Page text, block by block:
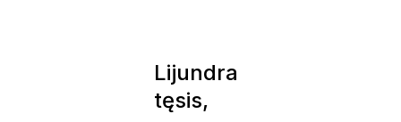
Lijundra
tęsis,